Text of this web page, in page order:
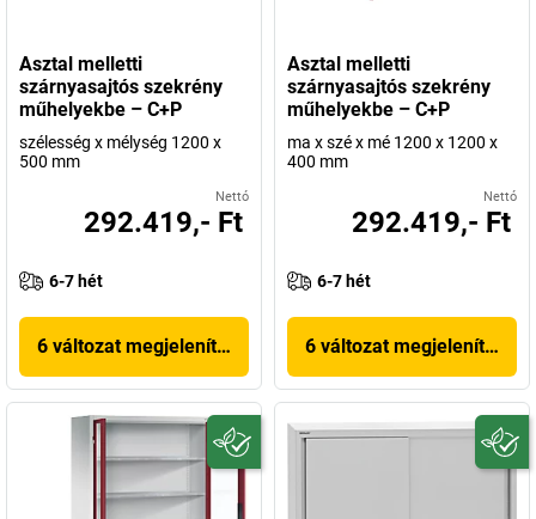
Asztal melletti
szárnyasajtós szekrény
műhelyekbe – C+P
szélesség x mélység 1200 x
500 mm
Nettó
292.419,- Ft
6-7 hét
6 változat megjelenítése
Asztal melletti
szárnyasajtós szekrény
műhelyekbe – C+P
ma x szé x mé 1200 x 1200 x
400 mm
Nettó
292.419,- Ft
6-7 hét
6 változat megjelenítése